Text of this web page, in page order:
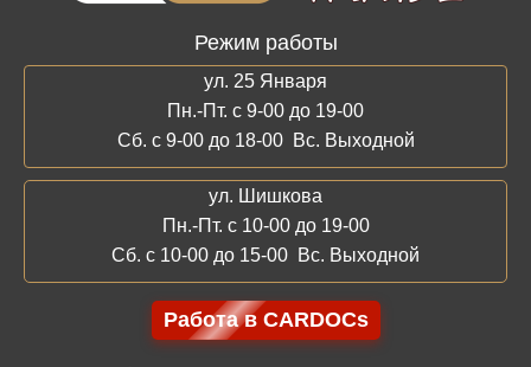
Режим работы
ул. 25 Января
Пн.-Пт. с 9-00 до 19-00
Сб. с 9-00 до 18-00 Вс. Выходной
ул. Шишкова
Пн.-Пт. с 10-00 до 19-00
Сб. с 10-00 до 15-00 Вс. Выходной
Работа в CARDOCs